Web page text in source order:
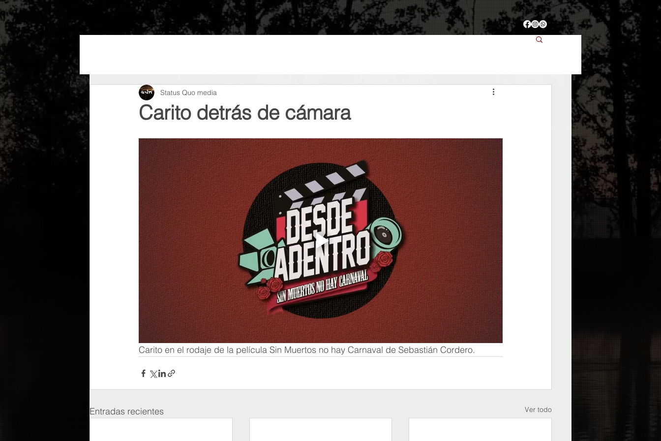
INICIO ¿QUÉ HACEMOS? STAFF TRABAJOS CONTACTO
Carito detrás de cámara
Status Quo media
Carito en el rodaje de la película Sin Muertos no hay Carnaval de Sebastián Cordero.
Entradas recientes Ver todo